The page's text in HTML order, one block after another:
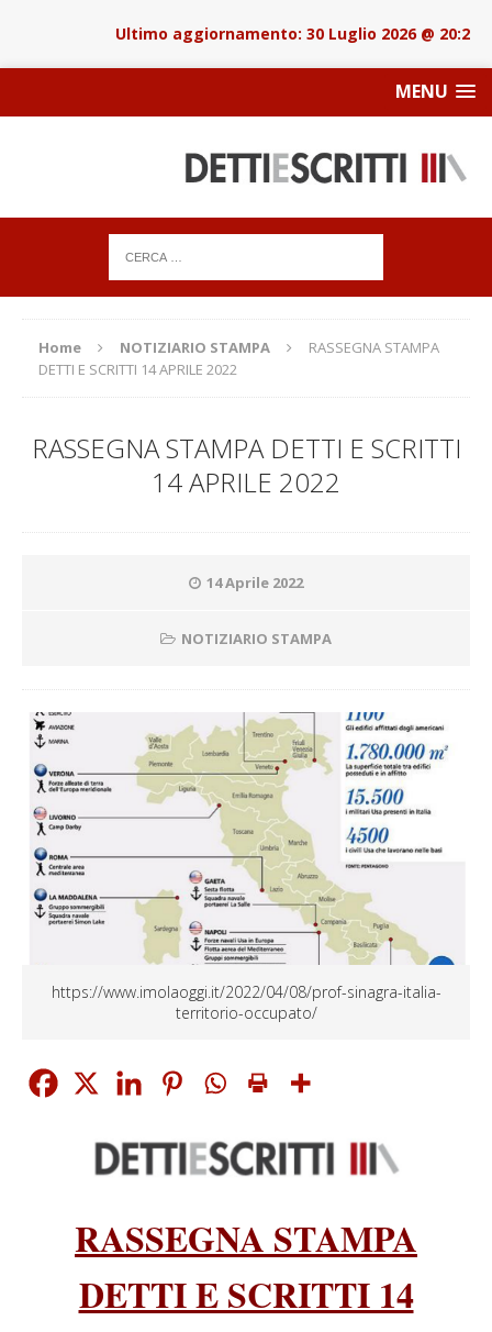
30 Luglio 2026 @ 20:22
MENU
Home NOTIZIARIO STAMPA
RASSEGNA STAMPA
DETTI E SCRITTI 14 APRILE 2022
RASSEGNA STAMPA DETTI E SCRITTI
14 APRILE 2022
14 Aprile 2022
NOTIZIARIO STAMPA
https://www.imolaoggi.it/2022/04/08/prof-sinagra-italia-
territorio-occupato/
RASSEGNA STAMPA
DETTI E SCRITTI 14